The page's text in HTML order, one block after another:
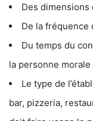
Des dimensions
De la fréquence
Du temps du
la personne morale
Le type de
bar, pizzeria,